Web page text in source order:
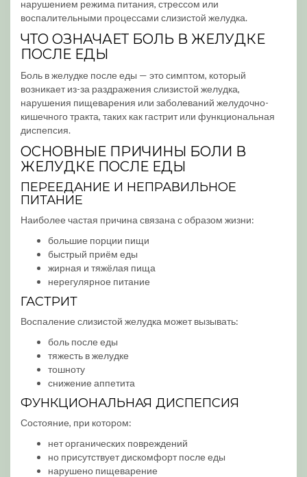
нарушением режима питания, стрессом или
воспалительными процессами слизистой желудка.
ЧТО ОЗНАЧАЕТ БОЛЬ В ЖЕЛУДКЕ
ПОСЛЕ ЕДЫ
Боль в желудке после еды — это симптом, который
возникает из-за раздражения слизистой желудка,
нарушения пищеварения или заболеваний желудочно-
кишечного тракта, таких как гастрит или функциональная
диспепсия.
ОСНОВНЫЕ ПРИЧИНЫ БОЛИ В
ЖЕЛУДКЕ ПОСЛЕ ЕДЫ
ПЕРЕЕДАНИЕ И НЕПРАВИЛЬНОЕ
ПИТАНИЕ
Наиболее частая причина связана с образом жизни:
большие порции пищи
быстрый приём еды
жирная и тяжёлая пища
нерегулярное питание
ГАСТРИТ
Воспаление слизистой желудка может вызывать:
боль после еды
тяжесть в желудке
тошноту
снижение аппетита
ФУНКЦИОНАЛЬНАЯ ДИСПЕПСИЯ
Состояние, при котором:
нет органических повреждений
но присутствует дискомфорт после еды
нарушено пищеварение